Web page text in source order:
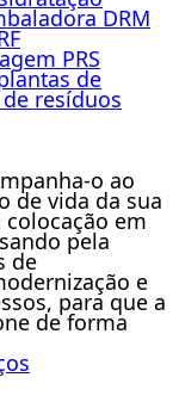
DRM
PRS
de
resíduos
o ao
de vida da sua
colocação em
pela
de
e
para que a
de forma